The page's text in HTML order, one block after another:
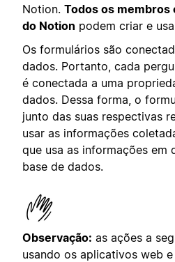
Notion. Todos os membros
do Notion podem criar e
Os formulários são
dados. Portanto, cada
é conectada a uma
dados. Dessa forma, o
junto das suas respectivas
usar as informações
que usa as informações em
base de dados.
Observação: as ações a
usando os aplicativos web